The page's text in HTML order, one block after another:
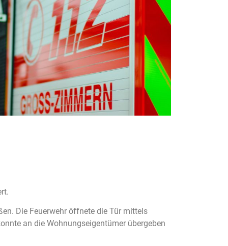
Die Feuerwehr öffnete die Tür mittels
an die Wohnungseigentümer übergeben